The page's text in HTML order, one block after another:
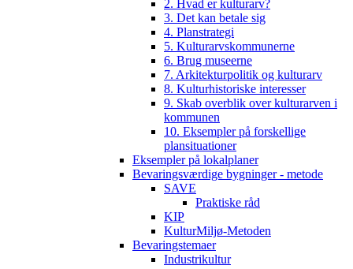
2. Hvad er kulturarv?
3. Det kan betale sig
4. Planstrategi
5. Kulturarvskommunerne
6. Brug museerne
7. Arkitekturpolitik og kulturarv
8. Kulturhistoriske interesser
9. Skab overblik over kulturarven i
kommunen
10. Eksempler på forskellige
plansituationer
Eksempler på lokalplaner
Bevaringsværdige bygninger - metode
SAVE
Praktiske råd
KIP
KulturMiljø-Metoden
Bevaringstemaer
Industrikultur